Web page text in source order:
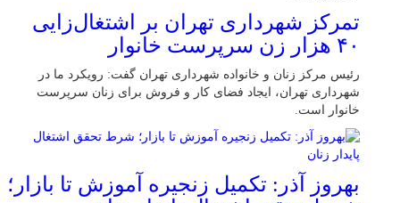
تمرکز شهرداری تهران بر اشتغال‌زایی
۴۰ هزار زن سرپرست خانوار
رئیس مرکز زنان و خانواده شهرداری تهران گفت: رویکرد ما در
شهرداری تهران، ایجاد فضای کار و فروش برای زنان سرپرست
خانوار است.
بهروز آذر: تکمیل زنجیره آموزش تا بازار؛